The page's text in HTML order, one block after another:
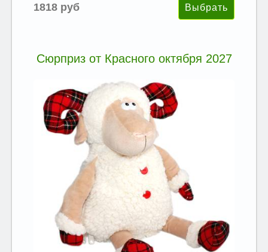
1818 руб
Сюрприз от Красного октября 2027